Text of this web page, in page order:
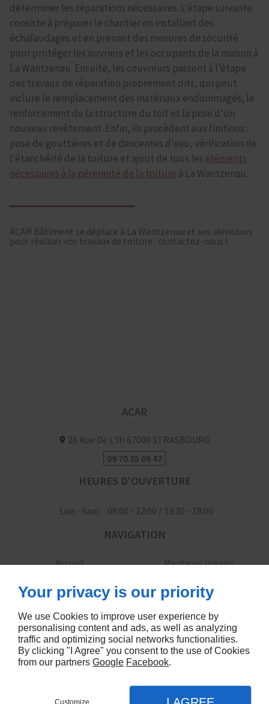
déterminer les réparations nécessaires. L'étape suivante
consiste à préparer le chantier en installant des
échafaudages et en prenant des mesures de sécurité
pour protéger les ouvriers et les occupants de la maison à
La Wantzenau. Ensuite, les couvreurs passent à l’étape
des travaux de réparation proprement dits, qui peut
inclure le remplacement des matériaux endommagés, le
renforcement de la structure du toit et la pose d'un
nouveau revêtement. Enfin, ils procèdent aux finitions :
pose de gouttières et de descentes d'eau, vérification de
l'étanchéité de la toiture et ajout de tous les éléments
nécessaires à la pérennité de la toiture à La Wantzenau.
ACAR Bâtiment se déplace à La Wantzenau et ses alentours
pour réaliser vos travaux de toiture : contactez-nous !
ACAR
26 Rue De L'Ill 67000 STRASBOURG
09 70 35 09 47
HEURES D'OUVERTURE
Lun - Sam 08:00 - 12:00 / 13:30 - 18:00
NAVIGATION
Accueil
Mentions légales
SUIVEZ-NOUS
Creation de site Artisans Strasbourg
Your privacy is our priority
We use Cookies to improve user experience by
personalising content and ads, as well as analyzing
traffic and optimizing social networks functionalities.
By clicking "I Agree" you consent to the use of Cookies
from our partners Google Facebook.
Customize